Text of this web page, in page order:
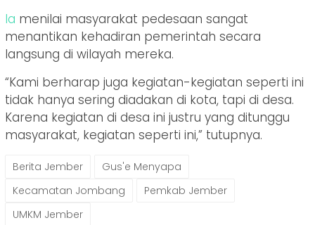
Ia menilai masyarakat pedesaan sangat
menantikan kehadiran pemerintah secara
langsung di wilayah mereka.
“Kami berharap juga kegiatan-kegiatan seperti ini
tidak hanya sering diadakan di kota, tapi di desa.
Karena kegiatan di desa ini justru yang ditunggu
masyarakat, kegiatan seperti ini,” tutupnya.
Berita Jember
Gus'e Menyapa
Kecamatan Jombang
Pemkab Jember
UMKM Jember